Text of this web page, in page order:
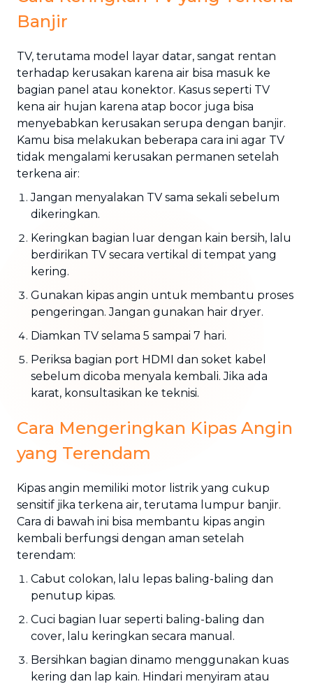
Banjir
TV, terutama model layar datar, sangat rentan
terhadap kerusakan karena air bisa masuk ke
bagian panel atau konektor. Kasus seperti TV
kena air hujan karena atap bocor juga bisa
menyebabkan kerusakan serupa dengan banjir.
Kamu bisa melakukan beberapa cara ini agar TV
tidak mengalami kerusakan permanen setelah
terkena air:
Jangan menyalakan TV sama sekali sebelum
dikeringkan.
Keringkan bagian luar dengan kain bersih, lalu
berdirikan TV secara vertikal di tempat yang
kering.
Gunakan kipas angin untuk membantu proses
pengeringan. Jangan gunakan hair dryer.
Diamkan TV selama 5 sampai 7 hari.
Periksa bagian port HDMI dan soket kabel
sebelum dicoba menyala kembali. Jika ada
karat, konsultasikan ke teknisi.
Cara Mengeringkan Kipas Angin
yang Terendam
Kipas angin memiliki motor listrik yang cukup
sensitif jika terkena air, terutama lumpur banjir.
Cara di bawah ini bisa membantu kipas angin
kembali berfungsi dengan aman setelah
terendam:
Cabut colokan, lalu lepas baling-baling dan
penutup kipas.
Cuci bagian luar seperti baling-baling dan
cover, lalu keringkan secara manual.
Bersihkan bagian dinamo menggunakan kuas
kering dan lap kain. Hindari menyiram atau